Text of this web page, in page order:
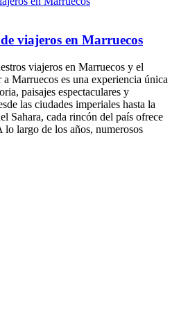
viajeros en Marruecos
viajeros en Marruecos y el
Marruecos es una experiencia única
paisajes espectaculares y
las ciudades imperiales hasta la
Sahara, cada rincón del país ofrece
largo de los años, numerosos